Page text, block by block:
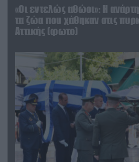
«Οι εντελώς αθώοι»: Η
τα ζώα που χάθηκαν στις
Αττικής (φωτο)